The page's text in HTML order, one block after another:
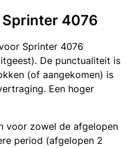
4076
Sprinter 4076
De punctualiteit is
(of aangekomen) is
Een hoger
voor zowel de afgelopen
period (afgelopen 2